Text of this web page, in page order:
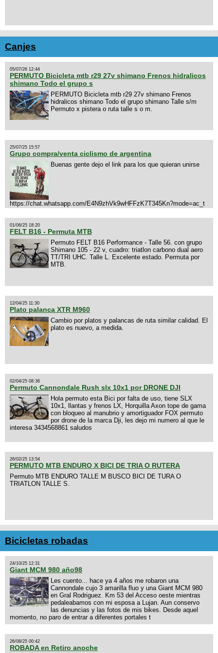
Canjes
05/07/26 12:44
PERMUTO Bicicleta mtb r29 27v shimano Frenos hidralicos
shimano Todo el grupo s
PERMUTO Bicicleta mtb r29 27v shimano Frenos
hidralicos shimano Todo el grupo shimano Talle s/m
Permuto x pistera o ruta talle s o m.
25/07/25 15:57
Grupo compra/venta ciclismo de argentina
Buenas gente dejo el link para los que quieran unirse
https://chat.whatsapp.com/E4N9zhVk9wHFFzK7T345Kn?mode=ac_t
01/06/25 18:20
FELT B16 - Permuta MTB
Permuto FELT B16 Performance - Talle 56. con grupo
Shimano 105 - 22 v, cuadro: triatlon carbono dual aero
TT/TRI UHC. Talle L. Excelente estado. Permuta por
MTB.
12/04/25 11:30
Plato palanca XTR M960
Cambio por platos y palancas de ruta similar calidad. El
plato es nuevo, a medida.
02/04/25 08:36
Permuto Cannondale Rush slx 10x1 por DRONE DJI
Hola permuto esta Bici por falta de uso, tiene SLX
10x1, llantas y frenos LX, Horquilla Axon tope de gama
con bloqueo al manubrio y amortiguador FOX permuto
por drone de la marca Dji, les dejo mi numero al que le
interesa 3434568861 saludos
26/02/25 13:54
PERMUTO MTB ENDURO X BICI DE TRIA O RUTERA
Permuto MTB ENDURO TALLE M BUSCO BICI DE TURA O
TRIATLON TALLE S.
Bicicletas robadas
24/10/25 12:31
Giant MCM 980 año98
Les cuento... hace ya 4 años me robaron una
Cannondale cujo 3 amarilla fluo y una Giant MCM 980
en Gral Rodriguez. Km 53 del Acceso oeste mientras
pedaleabamos con mi esposa a Lujan. Aun conservo
las denuncias y las fotos de mis bikes. Desde aquel
momento, no paro de entrar a diferentes portales t
26/08/25 00:42
ROBADA en Retiro anoche